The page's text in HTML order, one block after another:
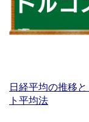
日経平均の推移
ト平均法